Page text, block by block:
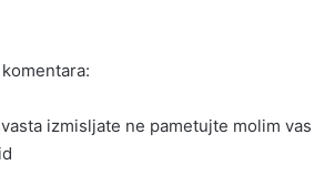
izmisljate ne pametujte molim vas